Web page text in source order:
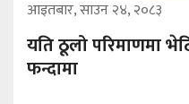
आइतबार, साउन २४, २०८३
यति ठूलो परिमाणमा
फन्दामा